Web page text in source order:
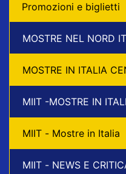
Promozioni e biglietti
MOSTRE NEL NORD
MOSTRE IN
MIIT -MOSTRE IN
MIIT - Mostre in Italia
MIIT - NEWS E